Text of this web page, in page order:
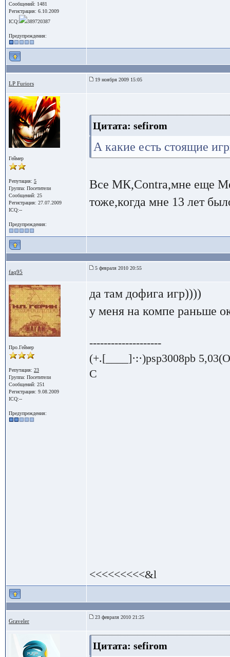
Сообщений: 1481
Регистрация: 6.10.2009
ICQ:
389720387
Предупреждения:
LP Furiors
19 ноября 2009 15:05
Геймер
Репутация: 5
Группа: Посетители
Сообщений: 25
Регистрация: 27.07.2009
ICQ:--
Предупреждения:
Цитата: sefirom
А какие есть стоящие
Все МК,Contra,мне еще
тоже,когда мне 13 лет
faq95
5 февраля 2010 20:55
Про.Геймер
Репутация: 23
Группа: Посетители
Сообщений: 251
Регистрация: 9.08.2009
ICQ:--
Предупреждения:
да там дофига игр))))
у меня на компе раньше
--------------------
(+.[____]·:·)psp3008pb
C
<<<<<<<<<&l
Graveler
23 февраля 2010 21:25
Цитата: sefirom